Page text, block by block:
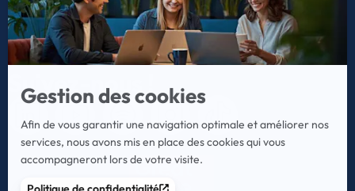
Hébergement des Données de Santé
Signalement – Lanceur d’alerte
Suivez-nous !